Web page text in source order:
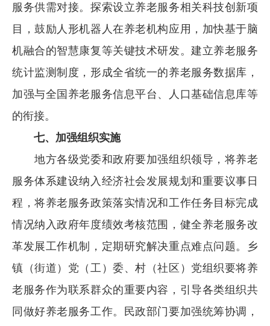
服务供需对接。探索设立养老服务相关科技创新项
目，鼓励人形机器人在养老机构应用，加快基于脑
机融合的智慧康复等关键技术研发。建立养老服务
统计监测制度，形成全省统一的养老服务数据库，
加强与全国养老服务信息平台、人口基础信息库等
的衔接。
七、加强组织实施
地方各级党委和政府要加强组织领导，将养老
服务体系建设纳入经济社会发展规划和重要议事日
程，将养老服务政策落实情况和工作任务目标完成
情况纳入政府年度绩效考核范围，健全养老服务改
革发展工作机制，定期研究解决重点难点问题。乡
镇（街道）党（工）委、村（社区）党组织要将养
老服务作为联系群众的重要内容，引导各类组织共
同做好养老服务工作。民政部门要加强统筹协调，